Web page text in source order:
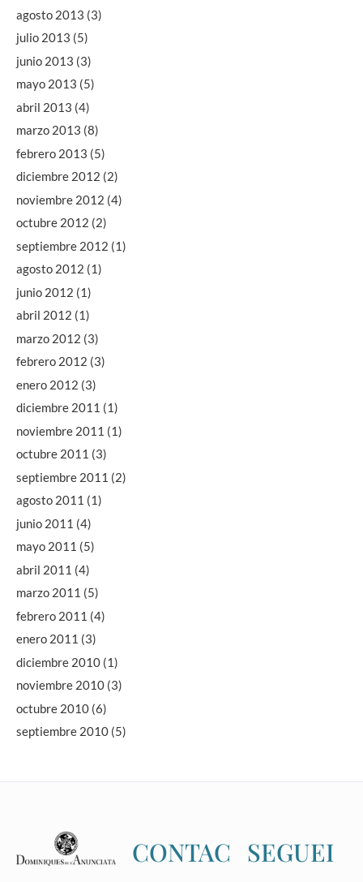
agosto 2013 (3)
julio 2013 (5)
junio 2013 (3)
mayo 2013 (5)
abril 2013 (4)
marzo 2013 (8)
febrero 2013 (5)
diciembre 2012 (2)
noviembre 2012 (4)
octubre 2012 (2)
septiembre 2012 (1)
agosto 2012 (1)
junio 2012 (1)
abril 2012 (1)
marzo 2012 (3)
febrero 2012 (3)
enero 2012 (3)
diciembre 2011 (1)
noviembre 2011 (1)
octubre 2011 (3)
septiembre 2011 (2)
agosto 2011 (1)
junio 2011 (4)
mayo 2011 (5)
abril 2011 (4)
marzo 2011 (5)
febrero 2011 (4)
enero 2011 (3)
diciembre 2010 (1)
noviembre 2010 (3)
octubre 2010 (6)
septiembre 2010 (5)
CONTAC SEGUEI